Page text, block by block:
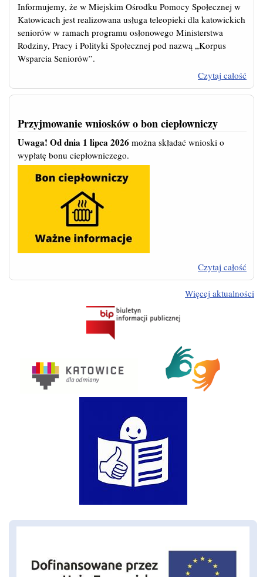
Informujemy, że w Miejskim Ośrodku Pomocy Społecznej w
Katowicach jest realizowana usługa teleopieki dla katowickich
seniorów w ramach programu osłonowego Ministerstwa
Rodziny, Pracy i Polityki Społecznej pod nazwą „Korpus
Wsparcia Seniorów”.
Czytaj całość
Przyjmowanie wniosków o bon ciepłowniczy
Uwaga! Od dnia 1 lipca 2026 można składać wnioski o
wypłatę bonu ciepłowniczego.
Czytaj całość
Więcej aktualności